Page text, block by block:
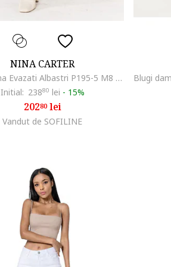
NINA CARTER
Blugi Dama Evazati Albastri P195-5 M8 16804, Albastru
Initial: 23880 lei - 15%
20280lei
Vandut de SOFILINE